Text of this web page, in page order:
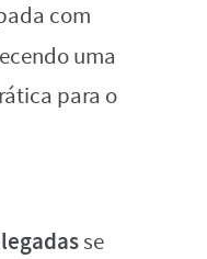
com
uma
para o
se